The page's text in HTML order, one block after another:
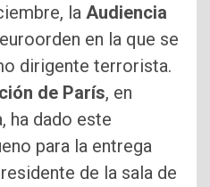
la Audiencia
en la que se
dirigente terrorista.
de París, en
ha dado este
para la entrega
de la sala de